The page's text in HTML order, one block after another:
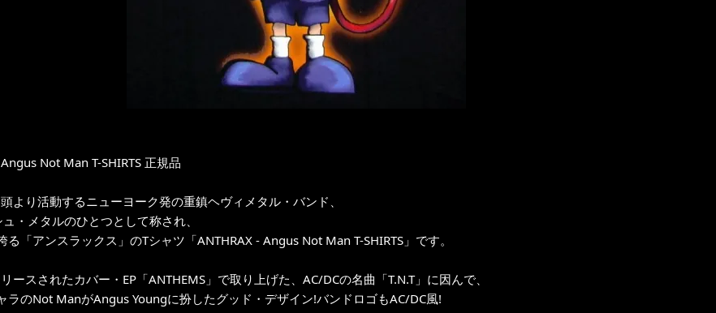
Not Man T-SHIRTS 正規品
より活動するニューヨーク発の重鎮ヘヴィメタル・バンド、
・メタルのひとつとして称され、
る「アンスラックス」のTシャツ「ANTHRAX - Angus Not Man T-SHIRTS」です。
ースされたカバー・EP「ANTHEMS」で取り上げた、AC/DCの名曲「T.N.T」に因んで、
ラのNot ManがAngus Youngに扮したグッド・デザイン!バンドロゴもAC/DC風!